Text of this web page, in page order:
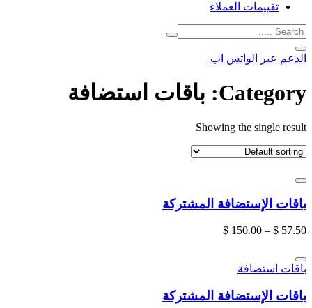
تقييمات العملاء
الدعم عبر الواتس اب
Category: باقات استضافة
Showing the single result
باقات الإستضافة المشتركة
57.50
$
–
150.00
$
باقات استضافة
باقات الإستضافة المشتركة